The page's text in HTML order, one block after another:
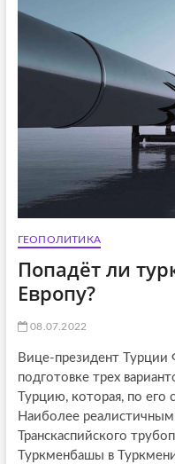
ГЕОПОЛИТИКА
Попадёт ли
Европу?
08.07.2022
Вице-президент
подготовке трех
Турцию, которая, по его
Наиболее
Транскаспийского
Туркменбашы в